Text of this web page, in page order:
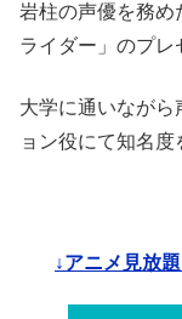
岩柱の声優を務め
ライダー」のプレ
大学に通いながら
ョン役にて知名度
↓アニメ見放